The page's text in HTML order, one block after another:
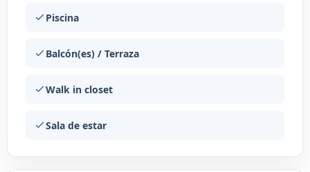
Piscina
Balcón(es) / Terraza
Walk in closet
Sala de estar